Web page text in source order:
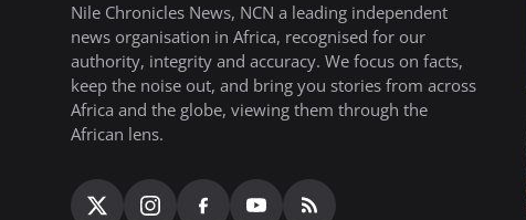
Nile Chronicles News, NCN a leading independent
news organisation in Africa, recognised for our
authority, integrity and accuracy. We focus on facts,
keep the noise out, and bring you stories from across
Africa and the globe, viewing them through the
African lens.